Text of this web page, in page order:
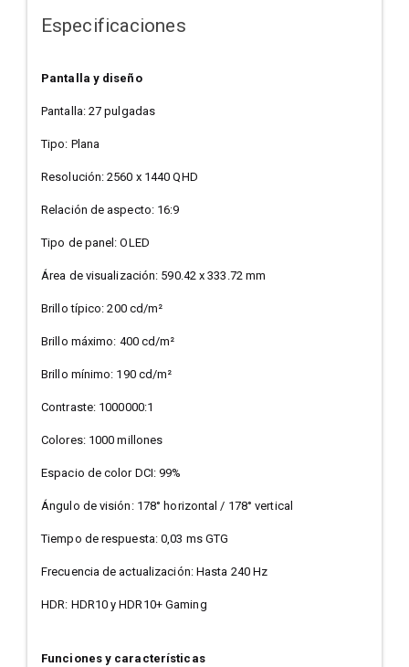
Especificaciones
Pantalla y diseño
Pantalla: 27 pulgadas
Tipo: Plana
Resolución: 2560 x 1440 QHD
Relación de aspecto: 16:9
Tipo de panel: OLED
Área de visualización: 590.42 x 333.72 mm
Brillo típico: 200 cd/m²
Brillo máximo: 400 cd/m²
Brillo mínimo: 190 cd/m²
Contraste: 1000000:1
Colores: 1000 millones
Espacio de color DCI: 99%
Ángulo de visión: 178° horizontal / 178° vertical
Tiempo de respuesta: 0,03 ms GTG
Frecuencia de actualización: Hasta 240 Hz
HDR: HDR10 y HDR10+ Gaming
Funciones y características